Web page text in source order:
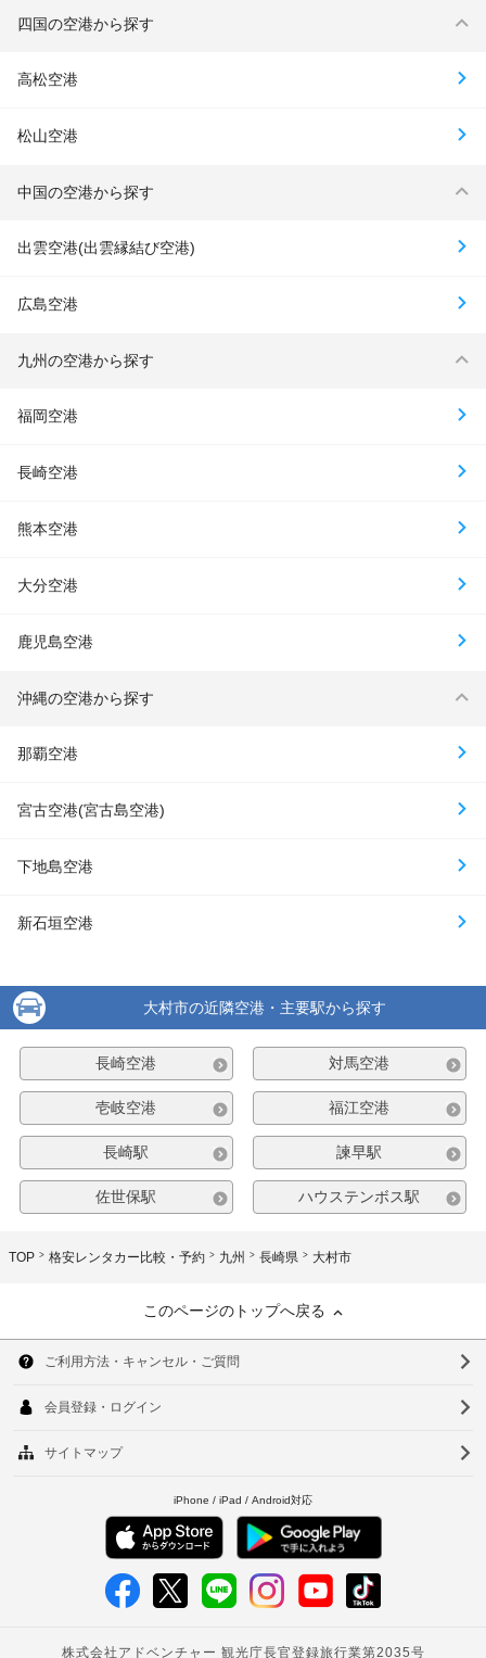
四国の空港から探す
高松空港
松山空港
中国の空港から探す
出雲空港(出雲縁結び空港)
広島空港
九州の空港から探す
福岡空港
長崎空港
熊本空港
大分空港
鹿児島空港
沖縄の空港から探す
那覇空港
宮古空港(宮古島空港)
下地島空港
新石垣空港
大村市の近隣空港・主要駅から探す
長崎空港 対馬空港
壱岐空港 福江空港
長崎駅 諫早駅
佐世保駅 ハウステンボス駅
TOP 格安レンタカー比較・予約 九州 長崎県 大村市
このページのトップへ戻る